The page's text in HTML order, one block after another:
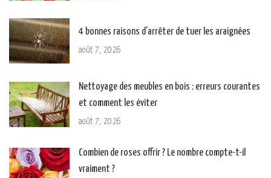
4 bonnes raisons d’arrêter de tuer les araignées
août 7, 2026
Nettoyage des meubles en bois : erreurs courantes
et comment les éviter
août 7, 2026
Combien de roses offrir ? Le nombre compte-t-il
vraiment ?